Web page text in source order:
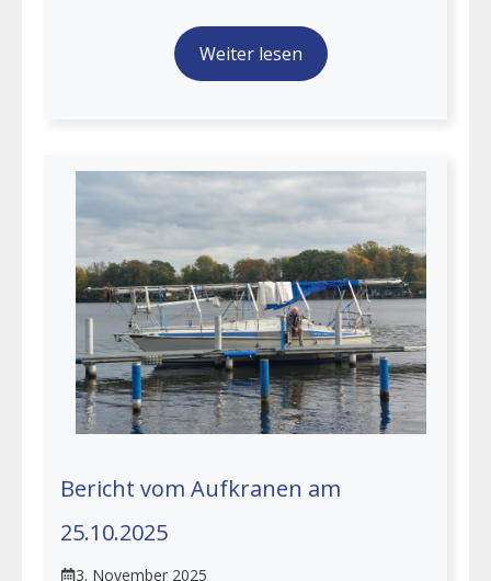
Weiter lesen
Bericht vom Aufkranen am
25.10.2025
3. November 2025